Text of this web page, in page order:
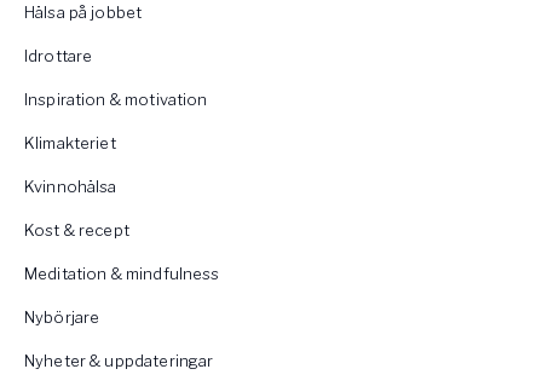
Hälsa på jobbet
Idrottare
Inspiration & motivation
Klimakteriet
Kvinnohälsa
Kost & recept
Meditation & mindfulness
Nybörjare
Nyheter & uppdateringar